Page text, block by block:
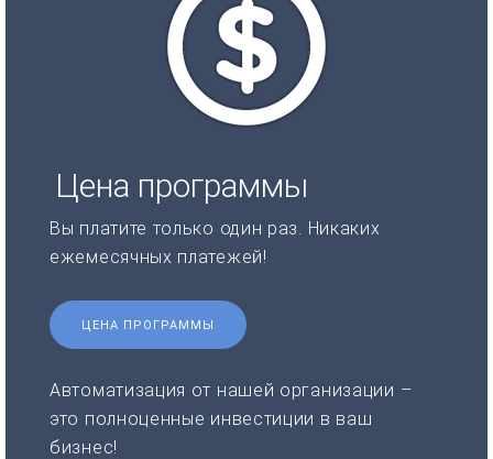
Цена программы
Вы платите только один раз. Никаких
ежемесячных платежей!
ЦЕНА ПРОГРАММЫ
Автоматизация от нашей организации –
это полноценные инвестиции в ваш
бизнес!